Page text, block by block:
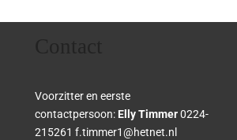
Voorzitter en eerste
contactpersoon: Elly Timmer0224-
215261 f.timmer1@hetnet.nl